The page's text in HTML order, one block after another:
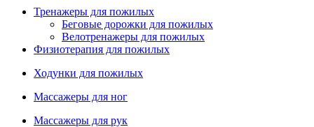
Тренажеры для пожилых
Беговые дорожки для пожилых
Велотренажеры для пожилых
Физиотерапия для пожилых
Ходунки для пожилых
Массажеры для ног
Массажеры для рук